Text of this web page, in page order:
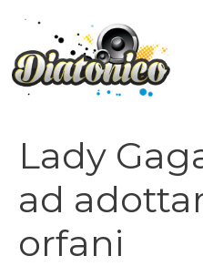
contenuto
Lady
ad
orfani